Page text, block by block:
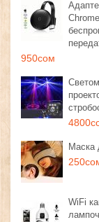
950сом
Маска
WiFi